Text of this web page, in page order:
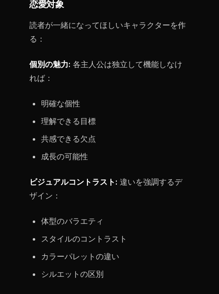
恋愛対象
読者が一緒になってほしいキャラクターを作
る：
個別の魅力: 各主人公は独立して機能しなけ
れば：
明確な個性
理解できる目標
共感できる欠点
成長の可能性
ビジュアルコントラスト: 違いを強調するデ
ザイン：
体型のバラエティ
スタイルのコントラスト
カラーパレットの違い
シルエットの区別